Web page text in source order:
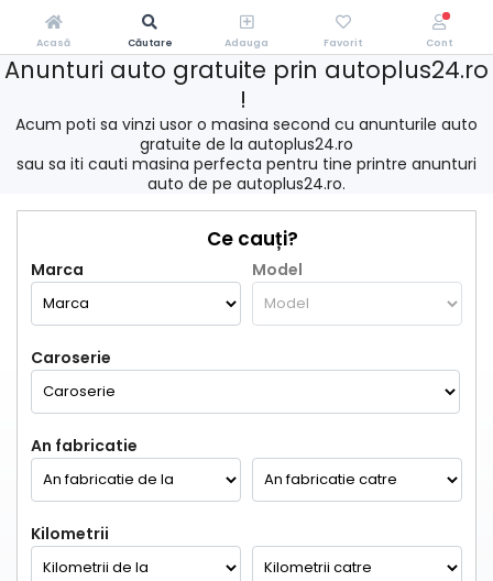
Anunturi auto gratuite prin autoplus24.ro
!
Acum poti sa vinzi usor o masina second cu anunturile auto
gratuite de la autoplus24.ro
sau sa iti cauti masina perfecta pentru tine printre anunturi
auto de pe autoplus24.ro.
Ce cauți?
Marca Model
Caroserie
An fabricatie
Kilometrii
Acasă Căutare Adauga Favorit Cont